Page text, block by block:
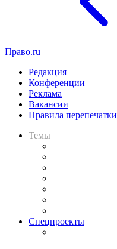
Право.ru
Редакция
Конференции
Реклама
Вакансии
Правила перепечатки
Темы
Спецпроекты